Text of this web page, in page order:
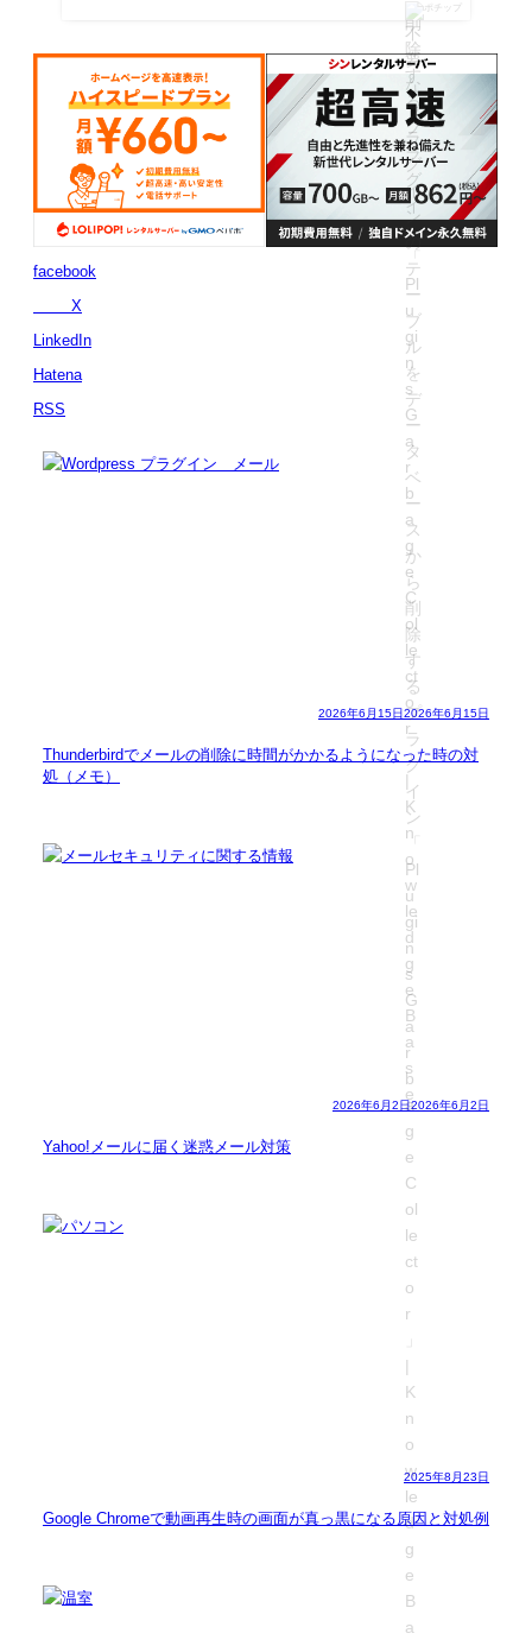
ポチップ
facebook
X
LinkedIn
Hatena
RSS
2026年6月15日2026年6月15日
Thunderbirdでメールの削除に時間がかかるようになった時の対
処（メモ）
2026年6月2日2026年6月2日
Yahoo!メールに届く迷惑メール対策
2025年8月23日
Google Chromeで動画再生時の画面が真っ黒になる原因と対処例